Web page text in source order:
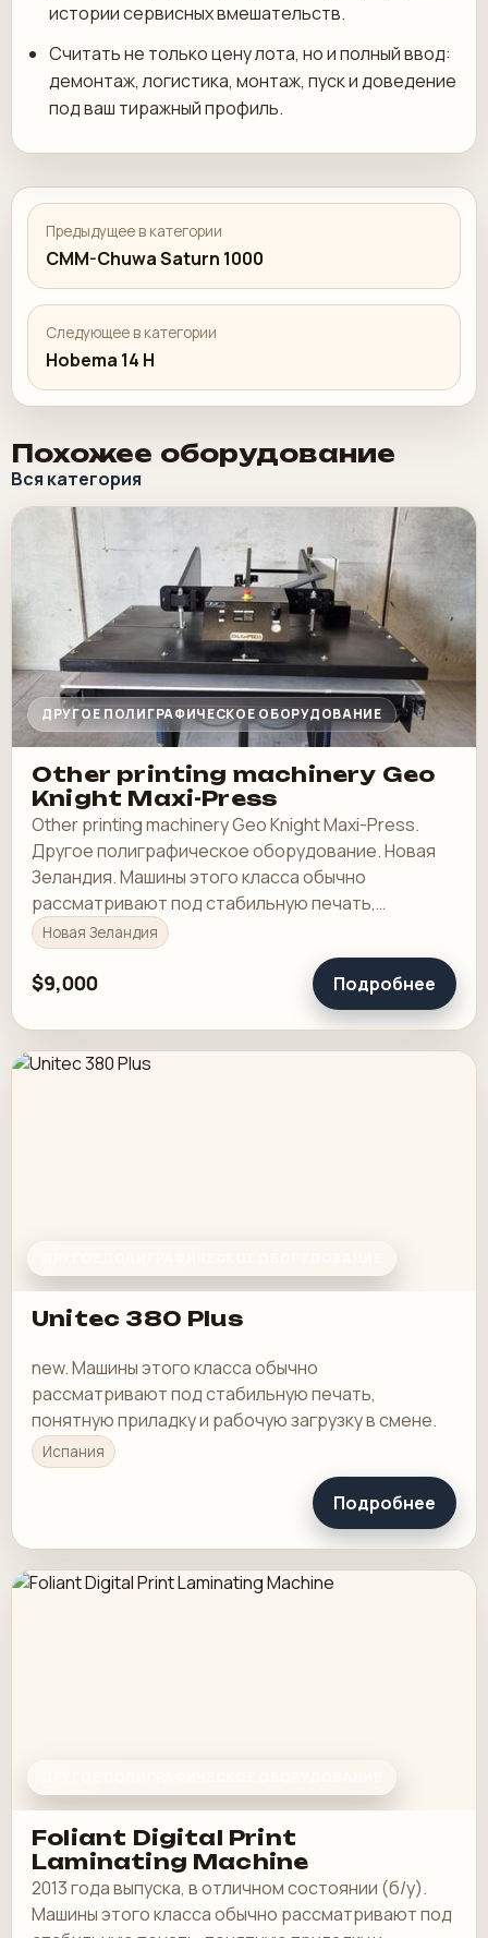
истории сервисных вмешательств.
Считать не только цену лота, но и полный ввод:
демонтаж, логистика, монтаж, пуск и доведение
под ваш тиражный профиль.
Предыдущее в категории
CMM-Chuwa Saturn 1000
Следующее в категории
Hobema 14 H
Похожее оборудование
Вся категория
ДРУГОЕ ПОЛИГРАФИЧЕСКОЕ ОБОРУДОВАНИЕ
Other printing machinery Geo
Knight Maxi-Press
Other printing machinery Geo Knight Maxi-Press.
Другое полиграфическое оборудование. Новая
Зеландия. Машины этого класса обычно
рассматривают под стабильную печать,
понятную приладку и рабочую загрузку в смене.
Новая Зеландия
$9,000 Подробнее
Unitec 380 Plus
new. Машины этого класса обычно
рассматривают под стабильную печать,
понятную приладку и рабочую загрузку в смене.
Испания
Подробнее
Foliant Digital Print
Laminating Machine
2013 года выпуска, в отличном состоянии (б/у).
Машины этого класса обычно рассматривают под